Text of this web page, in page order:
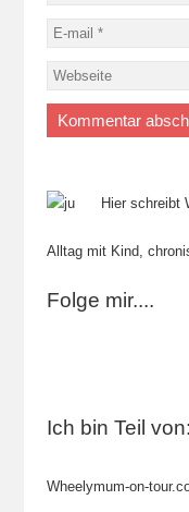
Hier schreibt
Alltag mit Kind,
Folge mir....
Ich bin Teil von:
Wheelymum-on-